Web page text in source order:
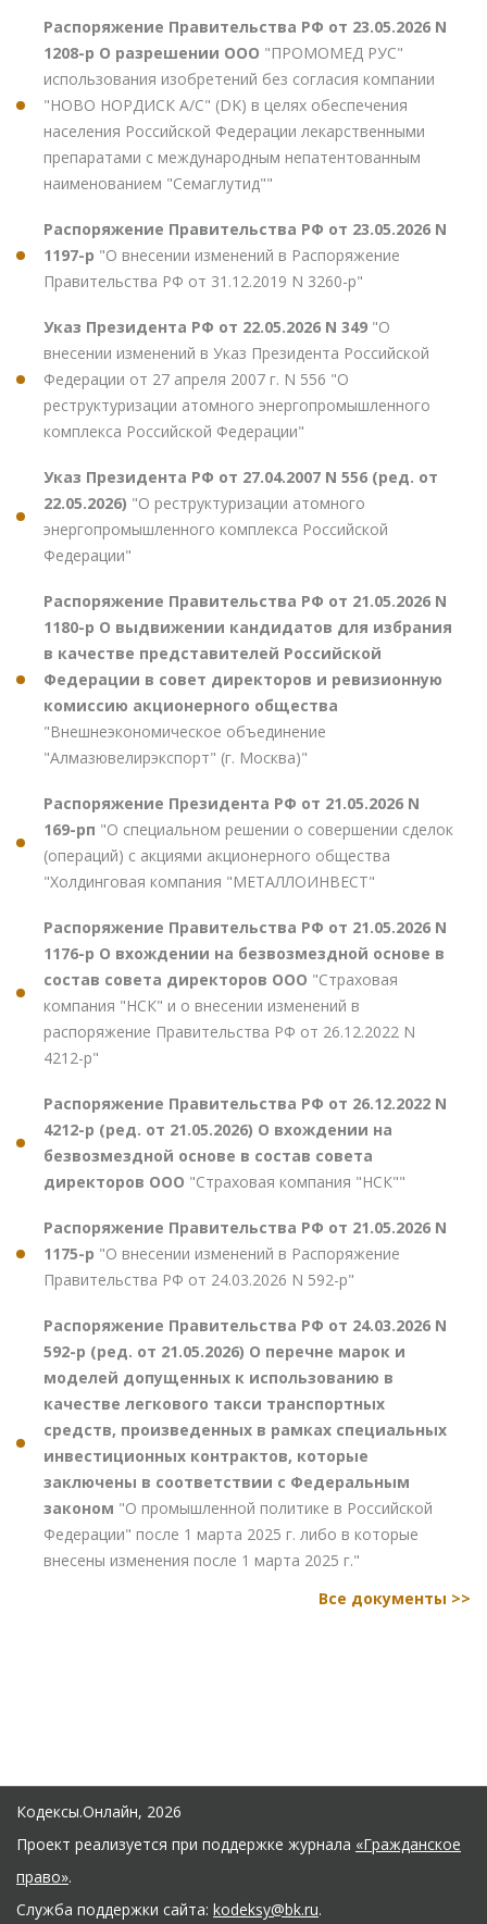
Распоряжение Правительства РФ от 23.05.2026 N
1208-р О разрешении ООО "ПРОМОМЕД РУС"
использования изобретений без согласия компании
"НОВО НОРДИСК А/С" (DK) в целях обеспечения
населения Российской Федерации лекарственными
препаратами с международным непатентованным
наименованием "Семаглутид""
Распоряжение Правительства РФ от 23.05.2026 N
1197-р "О внесении изменений в Распоряжение
Правительства РФ от 31.12.2019 N 3260-р"
Указ Президента РФ от 22.05.2026 N 349 "О
внесении изменений в Указ Президента Российской
Федерации от 27 апреля 2007 г. N 556 "О
реструктуризации атомного энергопромышленного
комплекса Российской Федерации"
Указ Президента РФ от 27.04.2007 N 556 (ред. от
22.05.2026) "О реструктуризации атомного
энергопромышленного комплекса Российской
Федерации"
Распоряжение Правительства РФ от 21.05.2026 N
1180-р О выдвижении кандидатов для избрания
в качестве представителей Российской
Федерации в совет директоров и ревизионную
комиссию акционерного общества
"Внешнеэкономическое объединение
"Алмазювелирэкспорт" (г. Москва)"
Распоряжение Президента РФ от 21.05.2026 N
169-рп "О специальном решении о совершении сделок
(операций) с акциями акционерного общества
"Холдинговая компания "МЕТАЛЛОИНВЕСТ"
Распоряжение Правительства РФ от 21.05.2026 N
1176-р О вхождении на безвозмездной основе в
состав совета директоров ООО "Страховая
компания "НСК" и о внесении изменений в
распоряжение Правительства РФ от 26.12.2022 N
4212-р"
Распоряжение Правительства РФ от 26.12.2022 N
4212-р (ред. от 21.05.2026) О вхождении на
безвозмездной основе в состав совета
директоров ООО "Страховая компания "НСК""
Распоряжение Правительства РФ от 21.05.2026 N
1175-р "О внесении изменений в Распоряжение
Правительства РФ от 24.03.2026 N 592-р"
Распоряжение Правительства РФ от 24.03.2026 N
592-р (ред. от 21.05.2026) О перечне марок и
моделей допущенных к использованию в
качестве легкового такси транспортных
средств, произведенных в рамках специальных
инвестиционных контрактов, которые
заключены в соответствии с Федеральным
законом "О промышленной политике в Российской
Федерации" после 1 марта 2025 г. либо в которые
внесены изменения после 1 марта 2025 г."
Все документы >>
Кодексы.Онлайн, 2026
Проект реализуется при поддержке журнала «Гражданское
право».
Служба поддержки сайта: kodeksy@bk.ru.